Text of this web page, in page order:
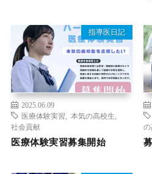
指導医日記
2025.06.09
医療体験実習
本気の高校生
社会貢献
医療体験実習募集開始
の